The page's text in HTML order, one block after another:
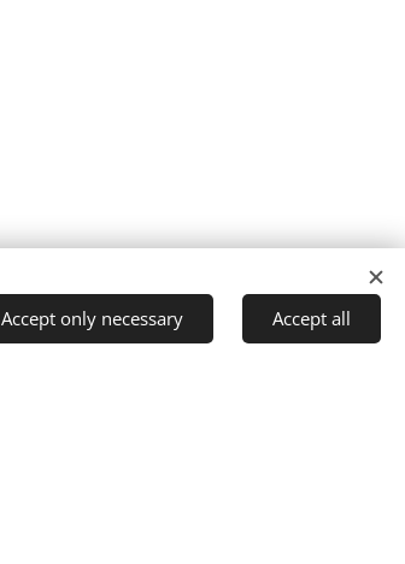
Accept only necessary Accept all